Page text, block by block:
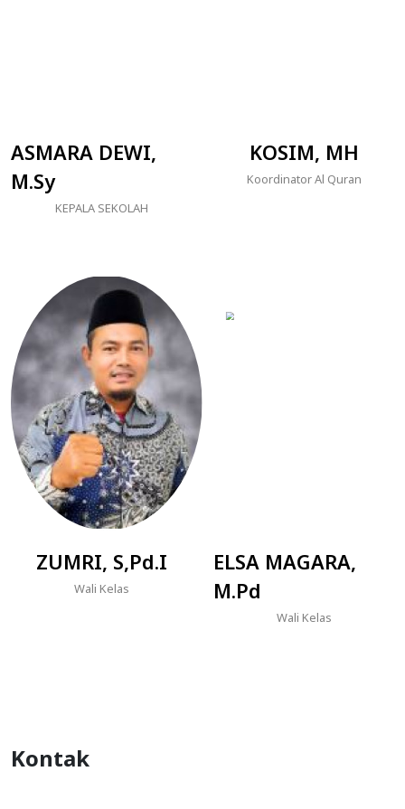
ASMARA DEWI,
M.Sy
KEPALA SEKOLAH
KOSIM, MH
Koordinator Al Quran
ZUMRI, S,Pd.I
Wali Kelas
ELSA MAGARA,
M.Pd
Wali Kelas
Kontak